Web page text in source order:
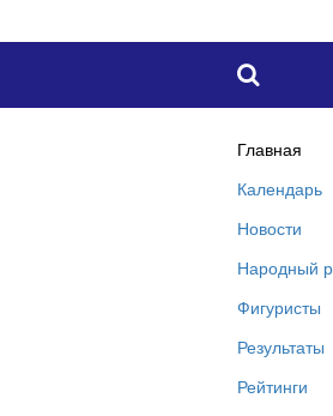

Главная
Календарь
Новости
Народный
Фигуристы
Результаты
Рейтинги